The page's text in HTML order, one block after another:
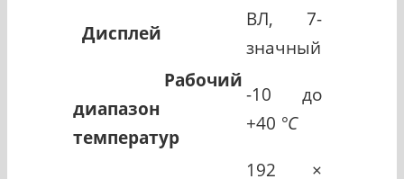
Дисплей
ВЛ, 7-
значный
Рабочий
диапазон
температур
-10 до
+40 °C
192 ×